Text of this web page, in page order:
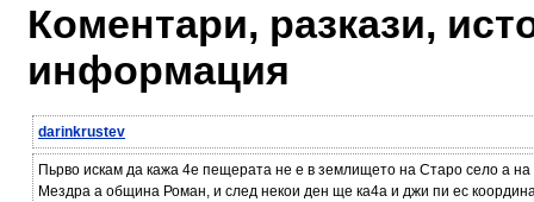
Коментари, разкази,
информация
darinkrustev
Пьрво искам да кажа 4е пещерата не е в землището на Старо село а
Мездра а община Роман, и след некои ден ще ка4а и джи пи ес